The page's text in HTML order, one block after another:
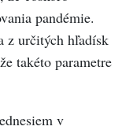
pandémie.
z určitých hľadísk
takéto parametre
v